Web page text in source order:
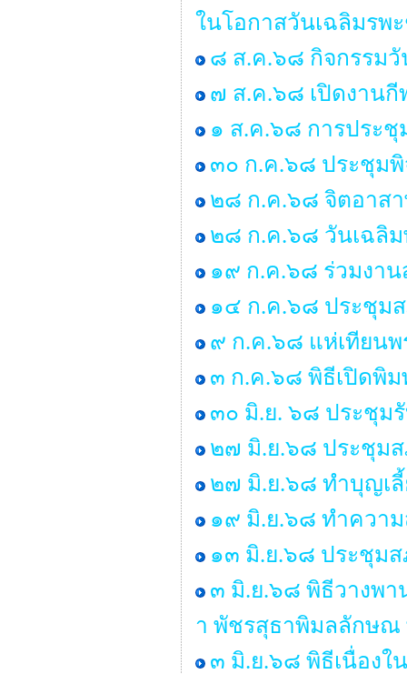
ในโอกาสวันเฉลิมรพ
๘ ส.ค.๖๘ กิจกรรม
๗ ส.ค.๖๘ เปิดงานกี
๑ ส.ค.๖๘ การประ
๓๐ ก.ค.๖๘ ประชุม
๒๘ ก.ค.๖๘ จิตอาส
๒๘ ก.ค.๖๘ วันเฉลิม
๑๙ ก.ค.๖๘ ร่วมงา
๑๔ ก.ค.๖๘ ประชุม
๙ ก.ค.๖๘ แห่เทียน
๓ ก.ค.๖๘ พิธีเปิดพิ
๓๐ มิ.ย. ๖๘ ประชุม
๒๗ มิ.ย.๖๘ ประชุม
๒๗ มิ.ย.๖๘ ทำบุญเลี้
๑๙ มิ.ย.๖๘ ทำควา
๑๓ มิ.ย.๖๘ ประชุมส
๓ มิ.ย.๖๘ พิธีวางพา
า พัชรสุธาพิมลลักษณ
๓ มิ.ย.๖๘ พิธีเนื่องใ